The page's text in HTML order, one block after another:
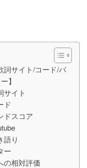
詞サイト/コード/バ
】
サイト
ド
ドスコア
語り
ー
の相対評価